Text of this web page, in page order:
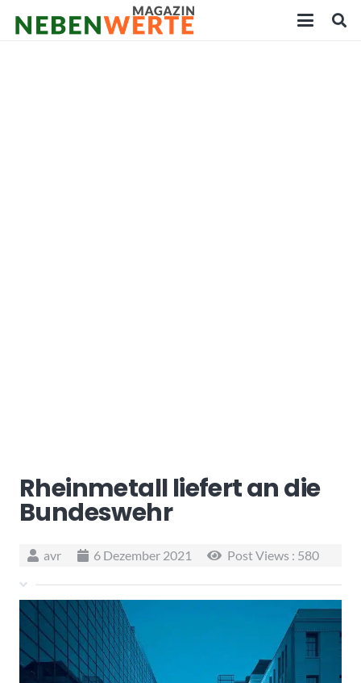
Rheinmetall liefert an die
Bundeswehr
avr 6 Dezember 2021 Post Views : 580